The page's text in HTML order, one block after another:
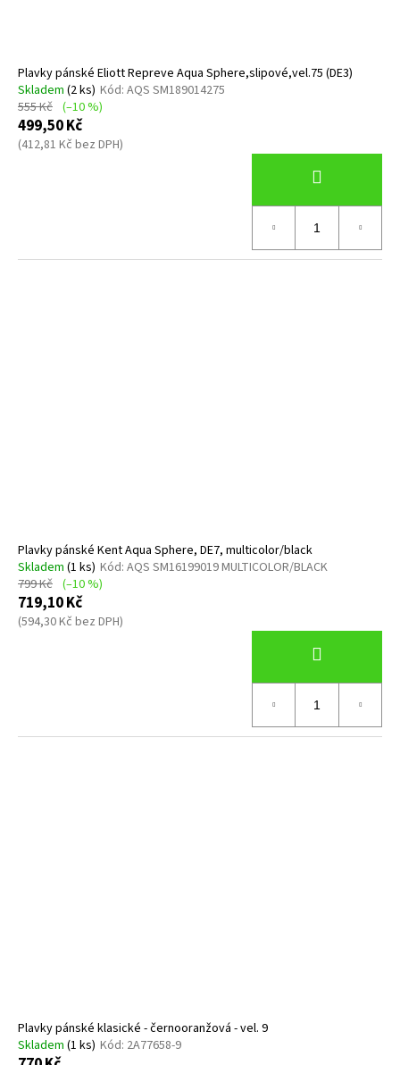
Plavky pánské Eliott Repreve Aqua Sphere,slipové,vel.75 (DE3)
Skladem (2 ks) Kód: AQS SM189014275
555 Kč (–10 %)
499,50 Kč
(412,81 Kč bez DPH)
Plavky pánské Kent Aqua Sphere, DE7, multicolor/black
Skladem (1 ks) Kód: AQS SM16199019 MULTICOLOR/BLACK
799 Kč (–10 %)
719,10 Kč
(594,30 Kč bez DPH)
Plavky pánské klasické - černooranžová - vel. 9
Skladem (1 ks) Kód: 2A77658-9